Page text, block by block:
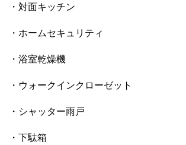
・対面キッチン
・ホームセキュリティ
・浴室乾燥機
・ウォークインクローゼット
・シャッター雨戸
・下駄箱